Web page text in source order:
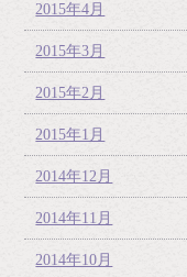
2015年4月
2015年3月
2015年2月
2015年1月
2014年12月
2014年11月
2014年10月